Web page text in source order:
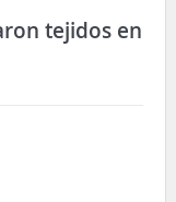
tejidos en